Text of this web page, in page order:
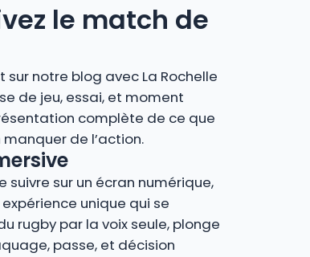
le match de
notre blog avec La Rochelle
de jeu, essai, et moment
complète de ce que
de l’action.
sur un écran numérique,
unique qui se
rugby par la voix seule, plonge
passe, et décision